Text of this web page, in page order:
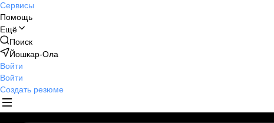
Сервисы
Помощь
Ещё
Поиск
Йошкар-Ола
Войти
Войти
Создать резюме